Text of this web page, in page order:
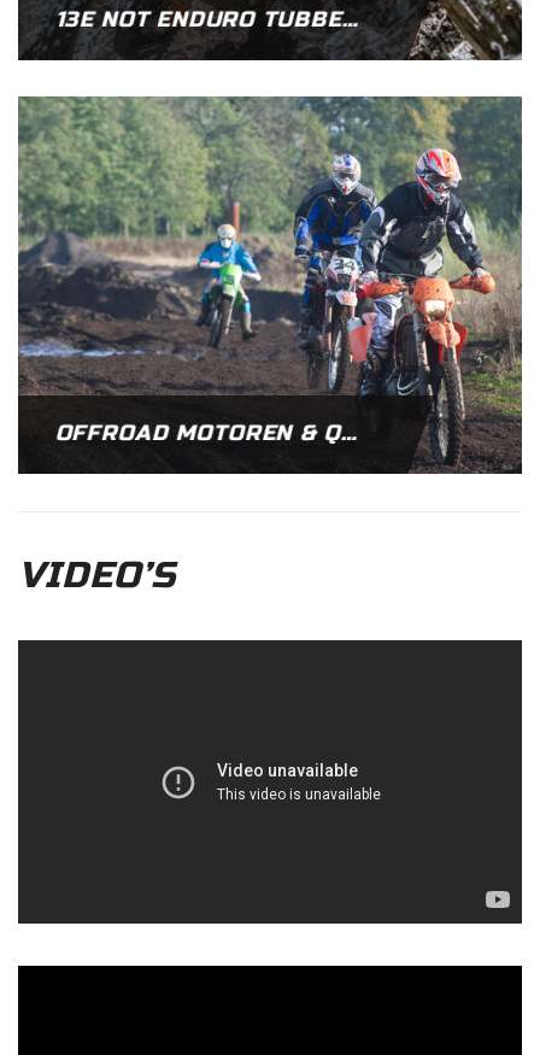
13E NOT ENDURO TUBBERGEN!
OFFROAD MOTOREN & QUADS TUBBERGEN
VIDEO’S